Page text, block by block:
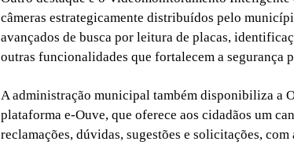
câmeras estrategicamente distribuídos pelo
avançados de busca por leitura de placas,
outras funcionalidades que fortalecem a segurança
A administração municipal também disponibiliza a
plataforma e-Ouve, que oferece aos cidadãos um
reclamações, dúvidas, sugestões e solicitações,